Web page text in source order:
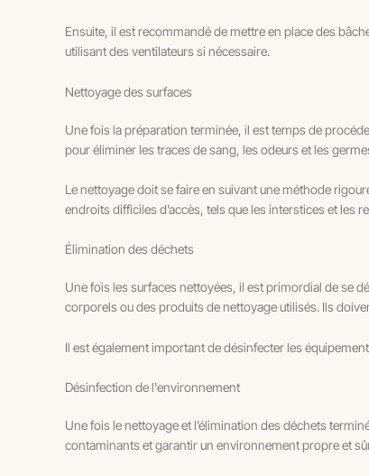
Ensuite, il est recommandé de mettre en place des
utilisant des ventilateurs si nécessaire.
Nettoyage des surfaces
Une fois la préparation terminée, il est temps de
pour éliminer les traces de sang, les odeurs et les
Le nettoyage doit se faire en suivant une méthode
endroits difficiles d’accès, tels que les interstices et les
Élimination des déchets
Une fois les surfaces nettoyées, il est primordial de se
corporels ou des produits de nettoyage utilisés. Ils
Il est également important de désinfecter les
Désinfection de l'environnement
Une fois le nettoyage et l’élimination des déchets
contaminants et garantir un environnement propre et